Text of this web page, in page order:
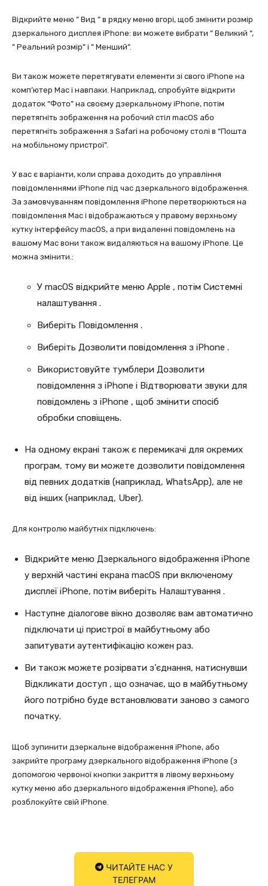
Відкрийте меню ” Вид ” в рядку меню вгорі, щоб змінити розмір
дзеркального дисплея iPhone: ви можете вибрати ” Великий “,
” Реальний розмір” і ” Менший”.
Ви також можете перетягувати елементи зі свого iPhone на
комп’ютер Mac і навпаки. Наприклад, спробуйте відкрити
додаток “Фото” на своєму дзеркальному iPhone, потім
перетягніть зображення на робочий стіл macOS або
перетягніть зображення з Safari на робочому столі в “Пошта
на мобільному пристрої”.
У вас є варіанти, коли справа доходить до управління
повідомленнями iPhone під час дзеркального відображення.
За замовчуванням повідомлення iPhone перетворюються на
повідомлення Mac і відображаються у правому верхньому
кутку інтерфейсу macOS, а при видаленні повідомлень на
вашому Mac вони також видаляються на вашому iPhone. Це
можна змінити.:
У macOS відкрийте меню Apple , потім Системні
налаштування .
Виберіть Повідомлення .
Виберіть Дозволити повідомлення з iPhone .
Використовуйте тумблери Дозволити
повідомлення з iPhone і Відтворювати звуки для
повідомлень з iPhone , щоб змінити спосіб
обробки сповіщень.
На одному екрані також є перемикачі для окремих
програм, тому ви можете дозволити повідомлення
від певних додатків (наприклад, WhatsApp), але не
від інших (наприклад, Uber).
Для контролю майбутніх підключень:
Відкрийте меню Дзеркального відображення iPhone
у верхній частині екрана macOS при включеному
дисплеї iPhone, потім виберіть Налаштування .
Наступне діалогове вікно дозволяє вам автоматично
підключати ці пристрої в майбутньому або
запитувати аутентифікацію кожен раз.
Ви також можете розірвати з’єднання, натиснувши
Відкликати доступ , що означає, що в майбутньому
його потрібно буде встановлювати заново з самого
початку.
Щоб зупинити дзеркальне відображення iPhone, або
закрийте програму дзеркального відображення iPhone (з
допомогою червоної кнопки закриття в лівому верхньому
кутку меню або дзеркального відображення iPhone), або
розблокуйте свій iPhone.
ЧИТАЙТЕ НАС У
ТЕЛЕГРАМ